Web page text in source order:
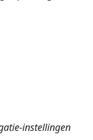
instellingen